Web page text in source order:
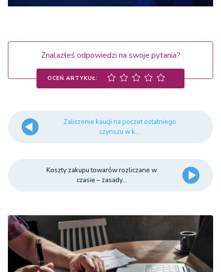
Znalazłeś odpowiedzi na swoje pytania?
OCEŃ ARTYKUŁ:
Zaliczenie kaucji na poczet ostatniego
czynszu w k...
Koszty zakupu towarów rozliczane w
czasie – zasady...